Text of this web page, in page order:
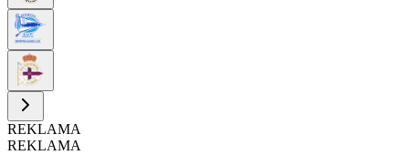
REKLAMA
REKLAMA